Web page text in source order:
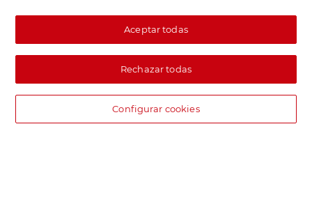
Aceptar todas
Rechazar todas
Configurar cookies